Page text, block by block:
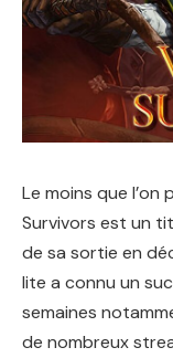
Le moins que l’on
Survivors est un
de sa sortie en
lite a connu un
semaines
de nombreux